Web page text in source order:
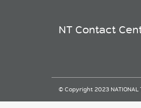
NT Contact
© Copyright 2023 NATIONAL